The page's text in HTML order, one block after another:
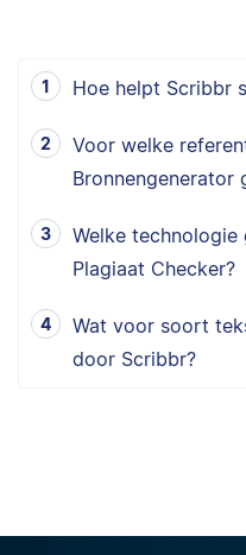
Hoe helpt Scribbr
Voor welke
Bronnengenerator
Welke
Plagiaat Checker?
Wat voor soort
door Scribbr?